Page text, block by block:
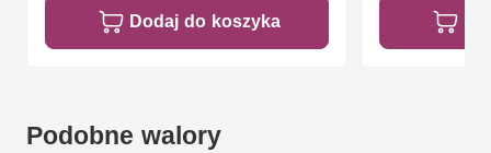
Dodaj do koszyka
Podobne walory